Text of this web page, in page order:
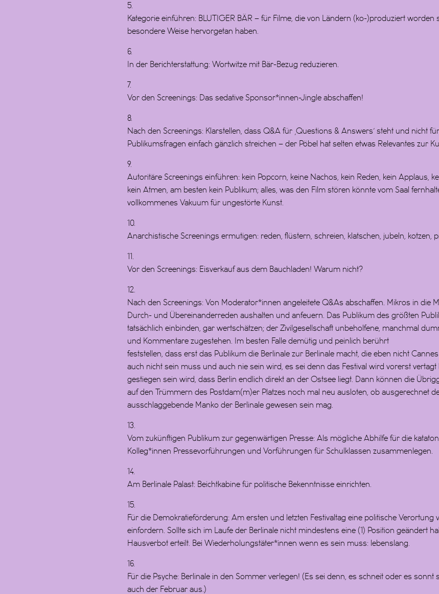
5.
Kategorie einführen: BLUTIGER BÄR – für Filme, die von Ländern (ko-)produziert
besondere Weise hervorgetan haben.
6.
In der Berichterstattung: Wortwitze mit Bär-Bezug reduzieren.
7.
Vor den Screenings: Das sedative Sponsor*innen-Jingle abschaffen!
8.
Nach den Screenings: Klarstellen, dass Q&A für ‚Questions & Answers‘ steht und nicht
Publikumsfragen einfach gänzlich streichen – der Pöbel hat selten etwas Relevantes zur
9.
Autoritäre Screenings einführen: kein Popcorn, keine Nachos, kein Reden, kein Applaus,
kein Atmen, am besten kein Publikum; alles, was den Film stören könnte vom Saal
vollkommenes Vakuum für ungestörte Kunst.
10.
Anarchistische Screenings ermutigen: reden, flüstern, schreien, klatschen, jubeln, kotzen,
11.
Vor den Screenings: Eisverkauf aus dem Bauchladen! Warum nicht?
12.
Nach den Screenings: Von Moderator*innen angeleitete Q&As abschaffen. Mikros in die
Durch- und Übereinanderreden aushalten und anfeuern. Das Publikum des größten
tatsächlich einbinden, gar wertschätzen; der Zivilgesellschaft unbeholfene, manchmal
und Kommentare zugestehen. Im besten Falle demütig und peinlich berührt
feststellen, dass erst das Publikum die Berlinale zur Berlinale macht, die eben nicht
auch nicht sein muss und auch nie sein wird, es sei denn das Festival wird vorerst
gestiegen sein wird, dass Berlin endlich direkt an der Ostsee liegt. Dann können die
auf den Trümmern des Postdam(m)er Platzes noch mal neu ausloten, ob ausgerechnet
ausschlaggebende Manko der Berlinale gewesen sein mag.
13.
Vom zukünftigen Publikum zur gegenwärtigen Presse: Als mögliche Abhilfe für die
Kolleg*innen Pressevorführungen und Vorführungen für Schulklassen zusammenlegen.
14.
Am Berlinale Palast: Beichtkabine für politische Bekenntnisse einrichten.
15.
Für die Demokratieförderung: Am ersten und letzten Festivaltag eine politische Verortung
einfordern. Sollte sich im Laufe der Berlinale nicht mindestens eine (1) Position geändert
Hausverbot erteilt. Bei Wiederholungstäter*innen wenn es sein muss: lebenslang.
16.
Für die Psyche: Berlinale in den Sommer verlegen! (Es sei denn, es schneit oder es sonnt
auch der Februar aus.)